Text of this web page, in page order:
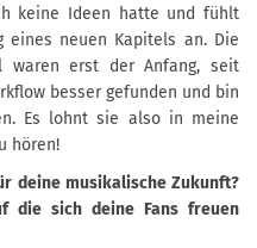
keine Ideen hatte und fühlt
neuen Kapitels an. Die
waren erst der Anfang, seit
besser gefunden und bin
Es lohnt sie also in meine
hören!
deine musikalische Zukunft?
die sich deine Fans freuen